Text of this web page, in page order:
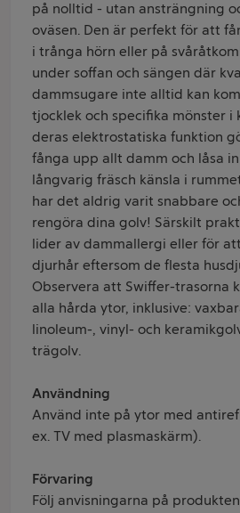
på nolltid - utan ansträngning
oväsen. Den är perfekt för att
i trånga hörn eller på
under soffan och sängen där
dammsugare inte alltid kan
tjocklek och specifika mönster i
deras elektrostatiska funktion
fånga upp allt damm och låsa
långvarig fräsch känsla i
har det aldrig varit snabbare
rengöra dina golv! Särskilt
lider av dammallergi eller för
djurhår eftersom de flesta
Observera att Swiffer-trasorna
alla hårda ytor, inklusive:
linoleum-, vinyl- och
trägolv.
Användning
Använd inte på ytor med
ex. TV med plasmaskärm).
Förvaring
Följ anvisningarna på